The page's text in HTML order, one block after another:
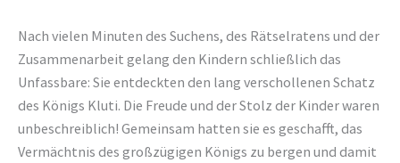
Nach vielen Minuten des Suchens, des Rätselratens und der
Zusammenarbeit gelang den Kindern schließlich das
Unfassbare: Sie entdeckten den lang verschollenen Schatz
des Königs Kluti. Die Freude und der Stolz der Kinder waren
unbeschreiblich! Gemeinsam hatten sie es geschafft, das
Vermächtnis des großzügigen Königs zu bergen und damit